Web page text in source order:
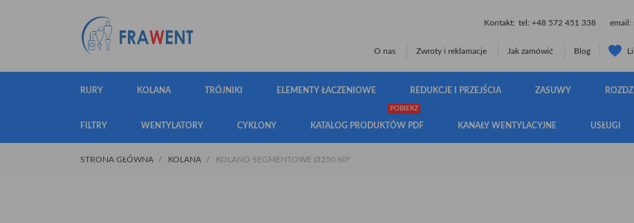
Kontakt: tel: +48 572 451 338 email:
O nas Zwroty i reklamacje Jak zamówić Blog
RURY KOLANA TRÓJNIKI ELEMENTY ŁACZENIOWE REDUKCJE I PRZEJŚCIA ZASUWY
FILTRY WENTYLATORY CYKLONY KATALOG PRODUKTÓW PDF
POBIERZ
KANAŁY WENTYLACYJNE USŁUGI
STRONA GŁÓWNA KOLANA KOLANO SEGMENTOWE Ø250 60°